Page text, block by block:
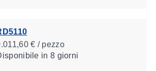
€ / pezzo
in 8 giorni